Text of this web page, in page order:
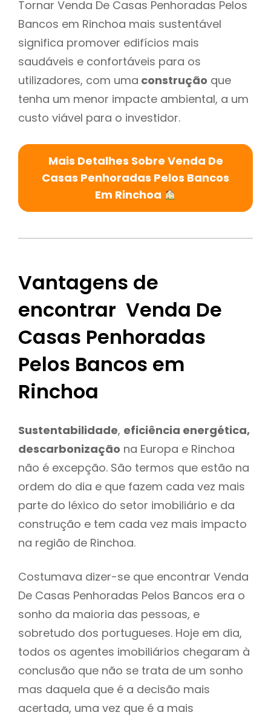
Tornar Venda De Casas Penhoradas Pelos
Bancos em Rinchoa mais sustentável
significa promover edifícios mais
saudáveis e confortáveis para os
utilizadores, com uma construção que
tenha um menor impacte ambiental, a um
custo viável para o investidor.
Mais Detalhes Sobre Venda De
Casas Penhoradas Pelos Bancos
Em Rinchoa
Vantagens de
encontrar Venda De
Casas Penhoradas
Pelos Bancos em
Rinchoa
Sustentabilidade, eficiência energética,
descarbonização na Europa e Rinchoa
não é excepção. São termos que estão na
ordem do dia e que fazem cada vez mais
parte do léxico do setor imobiliário e da
construção e tem cada vez mais impacto
na região de Rinchoa.
Costumava dizer-se que encontrar Venda
De Casas Penhoradas Pelos Bancos era o
sonho da maioria das pessoas, e
sobretudo dos portugueses. Hoje em dia,
todos os agentes imobiliários chegaram à
conclusão que não se trata de um sonho
mas daquela que é a decisão mais
acertada, uma vez que é a mais